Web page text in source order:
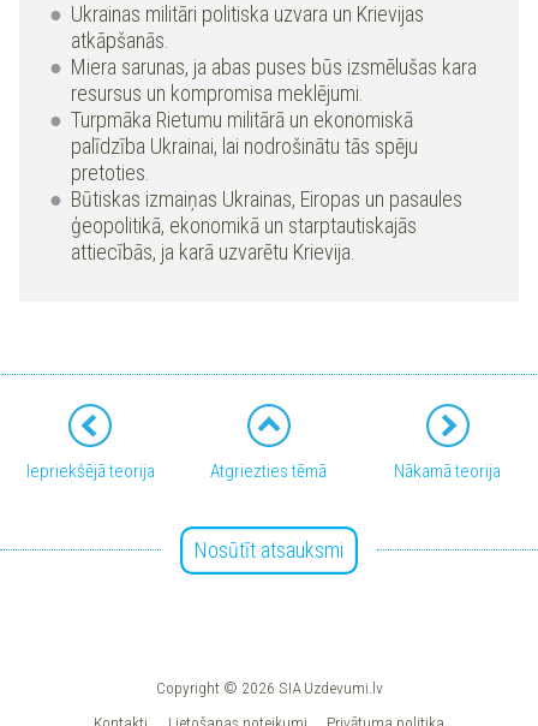
Ukrainas militāri politiska uzvara un Krievijas
atkāpšanās.
Miera sarunas, ja abas puses būs izsmēlušas kara
resursus un kompromisa meklējumi.
Turpmāka Rietumu militārā un ekonomiskā
palīdzība Ukrainai, lai nodrošinātu tās spēju
pretoties.
Būtiskas izmaiņas Ukrainas, Eiropas un pasaules
ģeopolitikā, ekonomikā un starptautiskajās
attiecībās, ja karā uzvarētu Krievija.
Iepriekšējā teorija Atgriezties tēmā Nākamā teorija
Nosūtīt atsauksmi
Copyright © 2026 SIA Uzdevumi.lv